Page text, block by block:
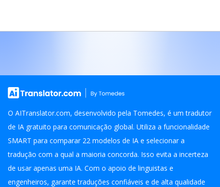
O AITranslator.com, desenvolvido pela Tomedes, é um tradutor
de IA gratuito para comunicação global. Utiliza a funcionalidade
SMART para comparar 22 modelos de IA e selecionar a
tradução com a qual a maioria concorda. Isso evita a incerteza
de usar apenas uma IA. Com o apoio de linguistas e
engenheiros, garante traduções confiáveis e de alta qualidade